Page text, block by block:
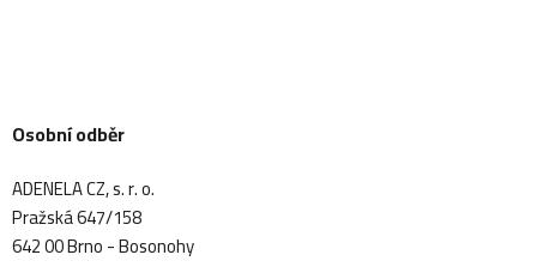
Osobní odběr
ADENELA CZ, s. r. o.
Pražská 647/158
642 00 Brno - Bosonohy